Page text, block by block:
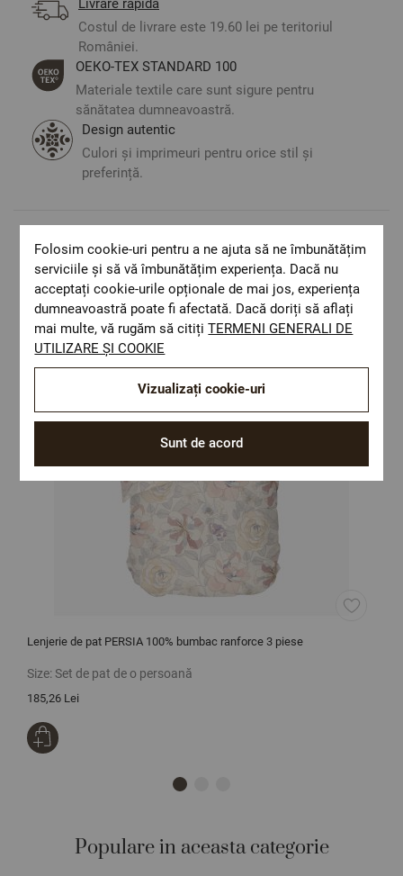
Livrare rapida
Costul de livrare este 19.60 lei pe teritoriul
României.
ОЕКО-ТЕX STANDARD 100
Materiale textile care sunt sigure pentru
sănătatea dumneavoastră.
Design autentic
Culori și imprimeuri pentru orice stil și
preferință.
Optiuni de a combina
Lenjerie de pat PERSIA 100% bumbac ranforce 3 piese
Size:Set de pat de o persoană
185,26 Lei
Populare in aceasta categorie
Folosim cookie-uri pentru a ne ajuta să ne îmbunătățim
serviciile și să vă îmbunătățim experiența. Dacă nu
acceptați cookie-urile opționale de mai jos, experiența
dumneavoastră poate fi afectată. Dacă doriți să aflați
mai multe, vă rugăm să citițiTERMENI GENERALI DE
UTILIZARE ȘI COOKIE
Sunt de acord
Vizualizați cookie-uri